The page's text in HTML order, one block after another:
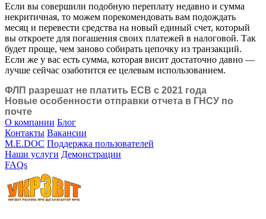
Если вы совершили подобную переплату недавно и сумма
некритичная, то можем порекомендовать вам подождать
месяц и перевести средства на новый единый счет, который
вы откроете для погашения своих платежей в налоговой. Так
будет проще, чем заново собирать цепочку из транзакций.
Если же у вас есть сумма, которая висит достаточно давно —
лучше сейчас озаботится ее целевым использованием.
ФЛП разрешат не платить ЕСВ с 2021 года
Новые особенности отправки отчета в ГНСУ по
почте
О компании Блог
Контакты Вакансии
M.E.DOC Поддержка пользователей
Наши услуги Демонстрации
FAQs